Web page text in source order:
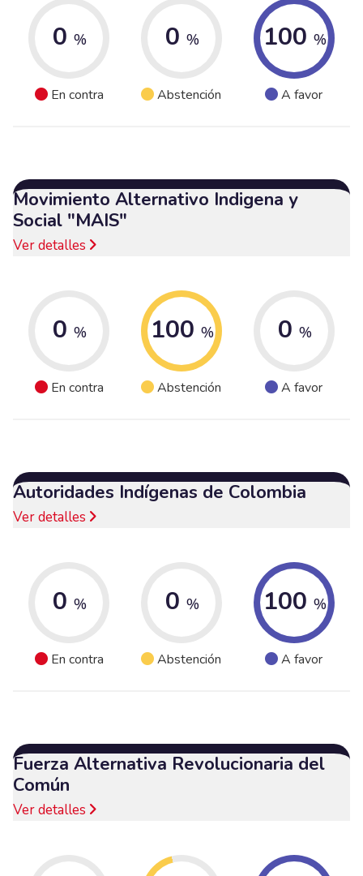
0 %
En contra
0 %
Abstención
100 %
A favor
Movimiento Alternativo Indigena y
Social "MAIS"
Ver detalles
0 %
En contra
100 %
Abstención
0 %
A favor
Autoridades Indígenas de Colombia
Ver detalles
0 %
En contra
0 %
Abstención
100 %
A favor
Fuerza Alternativa Revolucionaria del
Común
Ver detalles